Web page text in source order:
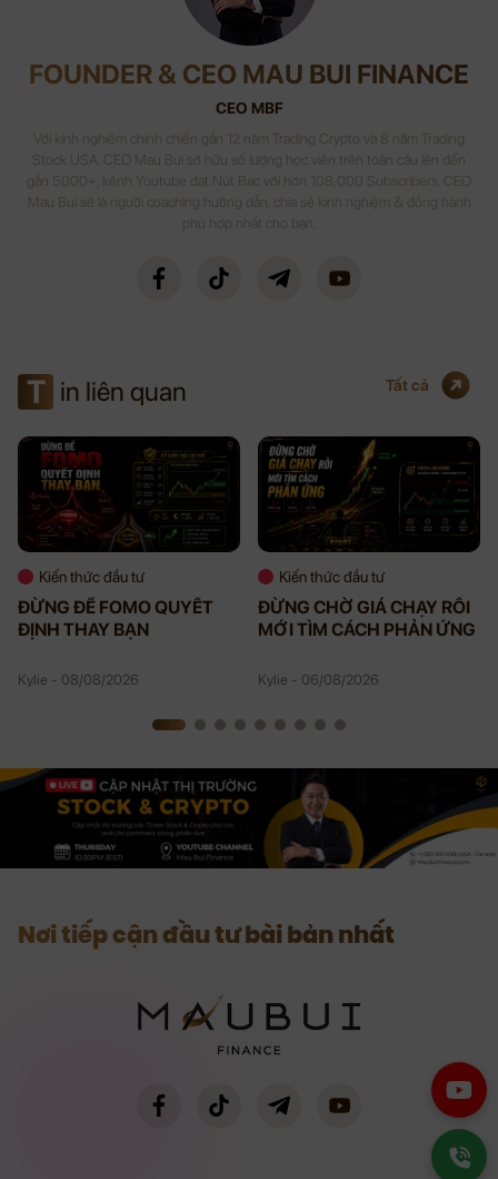
FOUNDER & CEO MAU BUI FINANCE
CEO MBF
Với kinh nghiệm chinh chiến gần 12 năm Trading Crypto và 8 năm Trading
Stock USA. CEO Mau Bui sở hữu số lượng học viên trên toàn cầu lên đến
gần 5000+, kênh Youtube đạt Nút Bạc với hơn 108,000 Subscribers. CEO
Mau Bui sẽ là người coaching hướng dẫn, chia sẻ kinh nghiệm & đồng hành
phù hợp nhất cho bạn.
T in liên quan Tất cả
Kiến thức đầu tư
ĐỪNG ĐỂ FOMO QUYẾT
ĐỊNH THAY BẠN
Kylie - 08/08/2026
Kiến thức đầu tư
ĐỪNG CHỜ GIÁ CHẠY RỒI
MỚI TÌM CÁCH PHẢN ỨNG
Kylie - 06/08/2026
Nơi tiếp cận đầu tư bài bản nhất